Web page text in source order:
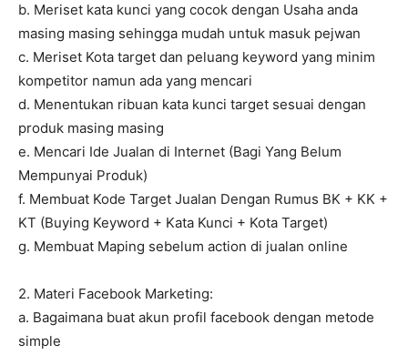
b. Meriset kata kunci yang cocok dengan Usaha anda
masing masing sehingga mudah untuk masuk pejwan
c. Meriset Kota target dan peluang keyword yang minim
kompetitor namun ada yang mencari
d. Menentukan ribuan kata kunci target sesuai dengan
produk masing masing
e. Mencari Ide Jualan di Internet (Bagi Yang Belum
Mempunyai Produk)
f. Membuat Kode Target Jualan Dengan Rumus BK + KK +
KT (Buying Keyword + Kata Kunci + Kota Target)
g. Membuat Maping sebelum action di jualan online
2. Materi Facebook Marketing:
a. Bagaimana buat akun profil facebook dengan metode
simple